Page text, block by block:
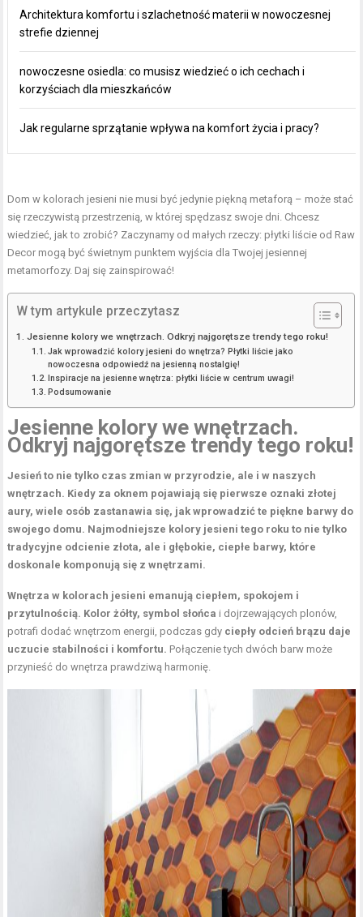
Architektura komfortu i szlachetność materii w nowoczesnej
strefie dziennej
nowoczesne osiedla: co musisz wiedzieć o ich cechach i
korzyściach dla mieszkańców
Jak regularne sprzątanie wpływa na komfort życia i pracy?
Dom w kolorach jesieni nie musi być jedynie piękną metaforą – może stać
się rzeczywistą przestrzenią, w której spędzasz swoje dni. Chcesz
wiedzieć, jak to zrobić? Zaczynamy od małych rzeczy: płytki liście od Raw
Decor mogą być świetnym punktem wyjścia dla Twojej jesiennej
metamorfozy. Daj się zainspirować!
W tym artykule przeczytasz
Jesienne kolory we wnętrzach. Odkryj najgorętsze trendy tego roku!
Jak wprowadzić kolory jesieni do wnętrza? Płytki liście jako
nowoczesna odpowiedź na jesienną nostalgię!
Inspiracje na jesienne wnętrza: płytki liście w centrum uwagi!
Podsumowanie
Jesienne kolory we wnętrzach.
Odkryj najgorętsze trendy tego roku!
Jesień to nie tylko czas zmian w przyrodzie, ale i w naszych
wnętrzach. Kiedy za oknem pojawiają się pierwsze oznaki złotej
aury, wiele osób zastanawia się, jak wprowadzić te piękne barwy do
swojego domu. Najmodniejsze kolory jesieni tego roku to nie tylko
tradycyjne odcienie złota, ale i głębokie, ciepłe barwy, które
doskonale komponują się z wnętrzami.
Wnętrza w kolorach jesieni emanują ciepłem, spokojem i
przytulnością. Kolor żółty, symbol słońca i dojrzewających plonów,
potrafi dodać wnętrzom energii, podczas gdy ciepły odcień brązu daje
uczucie stabilności i komfortu. Połączenie tych dwóch barw może
przynieść do wnętrza prawdziwą harmonię.